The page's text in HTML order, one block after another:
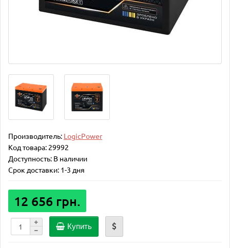
Производитель: LogicPower
Код товара: 29992
Доступность: В наличии
Срок доставки: 1-3 дня
12 656 грн.
Купить